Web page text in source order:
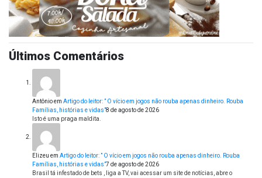
Últimos Comentários
Antônioem Artigo do leitor: ” O vício em jogos não rouba apenas dinheiro. Rouba
Famílias, histórias e vidas”8 de agosto de 2026
Isto é uma praga maldita.
Elizeu em Artigo do leitor: ” O vício em jogos não rouba apenas dinheiro. Rouba
Famílias, histórias e vidas”7 de agosto de 2026
Brasil tá infestado de bets , liga a TV, vai acessar um site de notícias, abre o